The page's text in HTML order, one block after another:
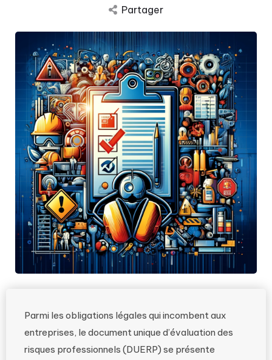
Partager
Parmi les obligations légales qui incombent aux
entreprises, le document unique d’évaluation des
risques professionnels (DUERP) se présente